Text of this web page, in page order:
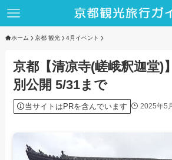
ホーム 京都 観光 4月イベント
京都【清凉寺(嵯峨釈迦堂)
別公開 5/31まで
当サイトはPRを含んでいます 2025年5